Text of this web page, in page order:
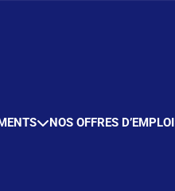
NOS OFFRES D’EMPLOI